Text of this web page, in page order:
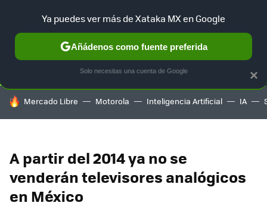
SELECCIÓN GAMING HOME AUTO TERRITORIO
HOY SE HABLA DE
Mercado Libre Motorola Inteligencia Artificial IA
A partir del 2014 ya no se
venderán televisores analógicos
en México
×
Ya puedes ver más de Xataka MX en Google
Añádenos como fuente preferida
Solo necesitas una cuenta de Google